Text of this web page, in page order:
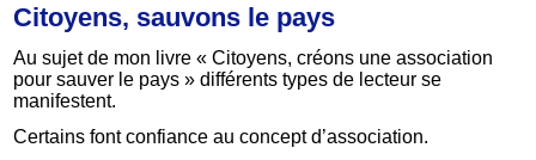
Citoyens, sauvons le pays
Au sujet de mon livre « Citoyens, créons une association
pour sauver le pays » différents types de lecteur se
manifestent.
Certains font confiance au concept d’association.